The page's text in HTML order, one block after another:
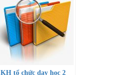
KH tổ chức dạy học 2